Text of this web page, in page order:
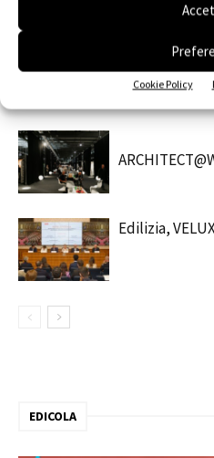
Cookie Policy
MORE
Saint-
Contest 2026
Edilizia,
EDICOLA